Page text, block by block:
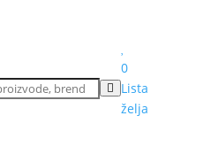
0
Lista
želja